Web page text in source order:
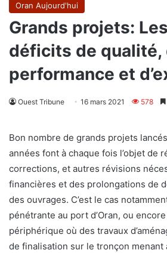
Oran Aujourd'hui
Grands projets: Les
déficits de qualité,
performance et
Ouest Tribune 16 mars 2021 578
Bon nombre de grands projets
années font à chaque fois l’objet de
corrections, et autres révisions
financières et des prolongations de
des ouvrages. C’est le cas
pénétrante au port d’Oran, ou
périphérique où des travaux
de finalisation sur le tronçon menant